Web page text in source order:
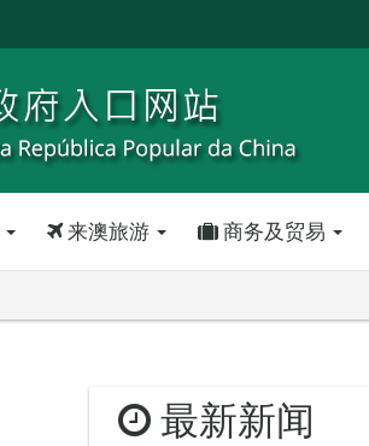
来澳旅游 商务及贸易
最新新闻